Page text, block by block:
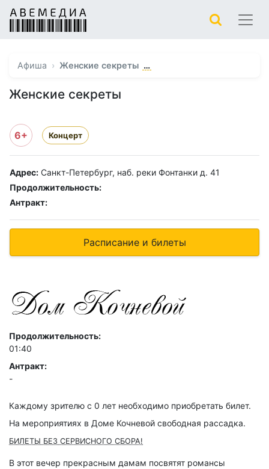
Афиша Женские секреты …
Женские секреты
6+ Концерт
Адрес: Санкт-Петербург, наб. реки Фонтанки д. 41
Продолжительность:
Антракт:
Расписание и билеты
Продолжительность:
01:40
Антракт:
-
Каждому зрителю c 0 лет необходимо приобретать билет.
На мероприятиях в Доме Кочневой свободная рассадка.
БИЛЕТЫ БЕЗ СЕРВИСНОГО СБОРА!
В этот вечер прекрасным дамам посвятят романсы